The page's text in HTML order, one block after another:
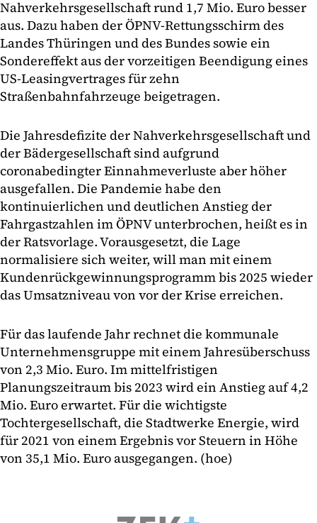
Nahverkehrsgesellschaft rund 1,7 Mio. Euro besser
aus. Dazu haben der ÖPNV-Rettungsschirm des
Landes Thüringen und des Bundes sowie ein
Sondereffekt aus der vorzeitigen Beendigung eines
US-Leasingvertrages für zehn
Straßenbahnfahrzeuge beigetragen.
Die Jahresdefizite der Nahverkehrsgesellschaft und
der Bädergesellschaft sind aufgrund
coronabedingter Einnahmeverluste aber höher
ausgefallen. Die Pandemie habe den
kontinuierlichen und deutlichen Anstieg der
Fahrgastzahlen im ÖPNV unterbrochen, heißt es in
der Ratsvorlage. Vorausgesetzt, die Lage
normalisiere sich weiter, will man mit einem
Kundenrückgewinnungsprogramm bis 2025 wieder
das Umsatzniveau von vor der Krise erreichen.
Für das laufende Jahr rechnet die kommunale
Unternehmensgruppe mit einem Jahresüberschuss
von 2,3 Mio. Euro. Im mittelfristigen
Planungszeitraum bis 2023 wird ein Anstieg auf 4,2
Mio. Euro erwartet. Für die wichtigste
Tochtergesellschaft, die Stadtwerke Energie, wird
für 2021 von einem Ergebnis vor Steuern in Höhe
von 35,1 Mio. Euro ausgegangen. (hoe)